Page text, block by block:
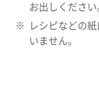
お出しください
レシピなどの
いません。